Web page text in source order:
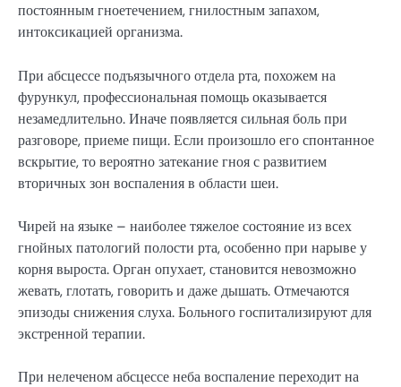
постоянным гноетечением, гнилостным запахом,
интоксикацией организма.
При абсцессе подъязычного отдела рта, похожем на
фурункул, профессиональная помощь оказывается
незамедлительно. Иначе появляется сильная боль при
разговоре, приеме пищи. Если произошло его спонтанное
вскрытие, то вероятно затекание гноя с развитием
вторичных зон воспаления в области шеи.
Чирей на языке – наиболее тяжелое состояние из всех
гнойных патологий полости рта, особенно при нарыве у
корня выроста. Орган опухает, становится невозможно
жевать, глотать, говорить и даже дышать. Отмечаются
эпизоды снижения слуха. Больного госпитализируют для
экстренной терапии.
При нелеченом абсцессе неба воспаление переходит на